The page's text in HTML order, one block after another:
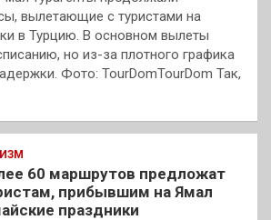
вылетающие с туристами на
в Турцию. В основном вылеты
но из-за плотного графика
Фото: TourDomTourDom Так,
60 маршрутов предложат
прибывшим на Ямал
праздники